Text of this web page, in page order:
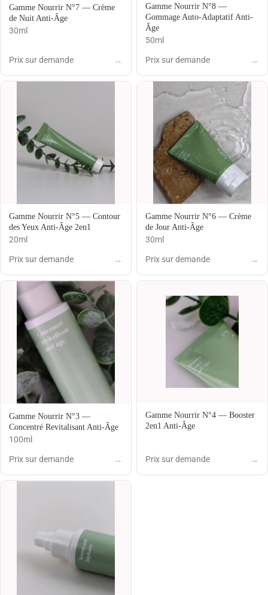
MODELAGE BRÉSILIEN
BEAUTÉ DES MAINS ET DES PIEDS
PANIER
VALIDATION DE LA COMMANDE
06 29 21 27 04 RÉSERVER SUR PLANITY
Gamme Nourrir N°7 — Crème
de Nuit Anti-Âge
30ml
Prix sur demande →
Gamme Nourrir N°8 —
Gommage Auto-Adaptatif Anti-
Âge
50ml
Prix sur demande →
Gamme Nourrir N°5 — Contour
des Yeux Anti-Âge 2en1
20ml
Prix sur demande →
Gamme Nourrir N°6 — Crème
de Jour Anti-Âge
30ml
Prix sur demande →
Gamme Nourrir N°3 —
Concentré Revitalisant Anti-Âge
100ml
Prix sur demande →
Gamme Nourrir N°4 — Booster
2en1 Anti-Âge
Prix sur demande →